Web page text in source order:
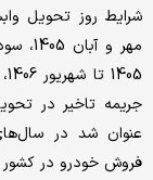
شرایط روز تحویل
جریمه تاخیر در
عنوان شد در
فروش خودرو در کشور